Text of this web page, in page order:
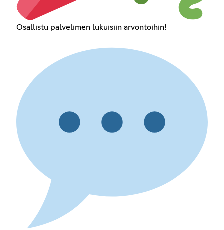
Osallistu palvelimen lukuisiin arvontoihin!